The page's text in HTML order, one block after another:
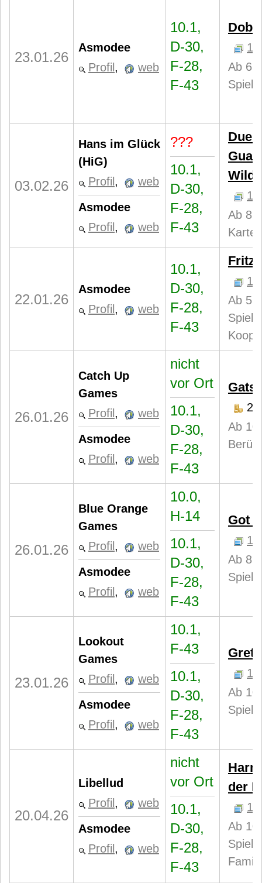
23.01.26
Asmodee
Profil , web
10.1,
D-30,
F-28,
F-43
1
Ab 6
03.02.26
Hans im Glück
(HiG)
Profil ,
web
Asmodee
Profil , web
???
10.1,
D-30,
F-28,
F-43
Wild
1
Ab 8
22.01.26
Asmodee
Profil , web
10.1,
D-30,
F-28,
F-43
Fritzi
1
Ab 5
26.01.26
Catch Up
Games
Profil ,
web
Asmodee
Profil , web
nicht
vor Ort
10.1,
D-30,
F-28,
F-43
Ab 10
26.01.26
Blue Orange
Games
Profil ,
web
Asmodee
Profil , web
10.0,
H-14
10.1,
D-30,
F-28,
F-43
Got
1
Ab 8
23.01.26
Lookout
Games
Profil ,
web
Asmodee
Profil , web
10.1,
F-43
10.1,
D-30,
F-28,
F-43
1
Ab 10
20.04.26
Libellud
Profil ,
web
Asmodee
Profil , web
nicht
vor Ort
10.1,
D-30,
F-28,
F-43
der
1
Ab 10